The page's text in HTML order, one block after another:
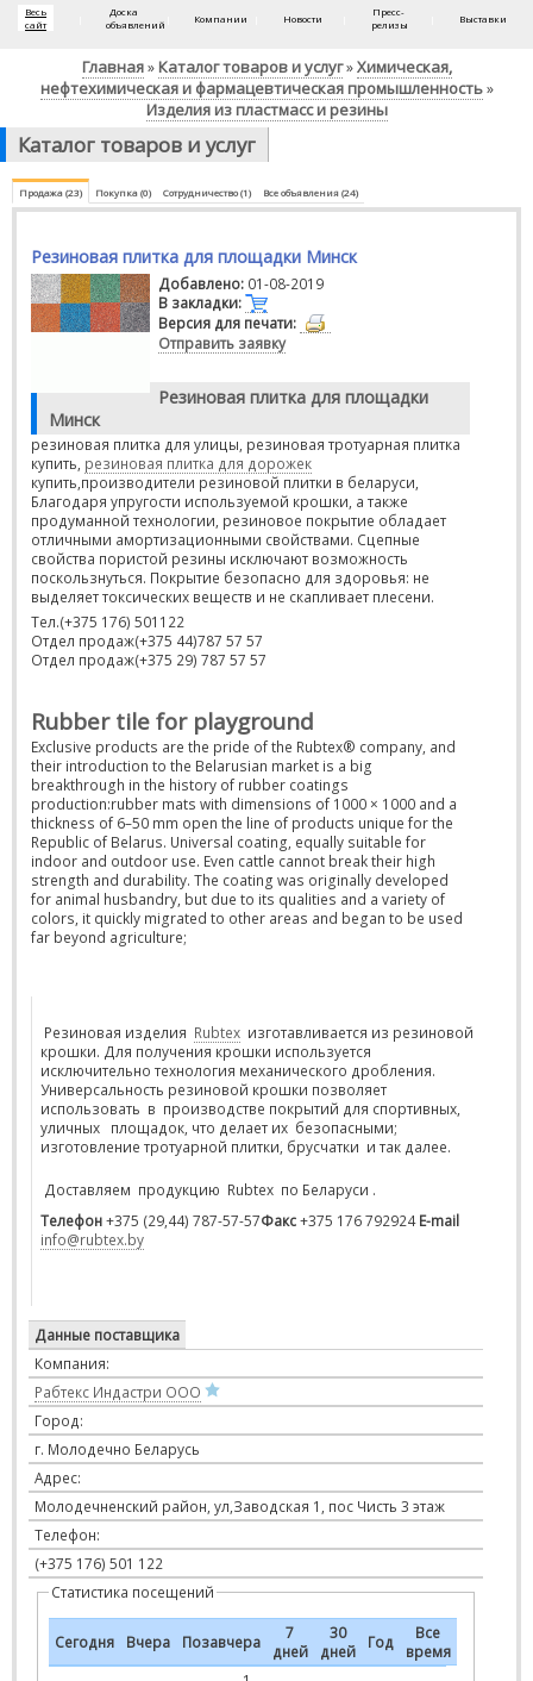
Весь
сайт
Доска
объявлений
Компании Новости
Пресс-
релизы
Выставки
Главная» Каталог товаров и услуг»Химическая,
нефтехимическая и фармацевтическая промышленность»
Изделия из пластмасс и резины
Каталог товаров и услуг
Продажа (23) Покупка (0) Сотрудничество (1) Все объявления (24)
Резиновая плитка для площадки Минск
Добавлено: 01-08-2019
В закладки:
Версия для печати:
Отправить заявку
Резиновая плитка для площадки
Минск
резиновая плитка для улицы, резиновая тротуарная плитка
купить, резиновая плитка для дорожек
купить,производители резиновой плитки в беларуси,
Благодаря упругости используемой крошки, а также
продуманной технологии, резиновое покрытие обладает
отличными амортизационными свойствами. Сцепные
свойства пористой резины исключают возможность
поскользнуться. Покрытие безопасно для здоровья: не
выделяет токсических веществ и не скапливает плесени.
Тел.(+375 176) 501122
Отдел продаж(+375 44)787 57 57
Отдел продаж(+375 29) 787 57 57
Rubber tile for playground
Exclusive products are the pride of the Rubtex® company, and
their introduction to the Belarusian market is a big
breakthrough in the history of rubber coatings
production:rubber mats with dimensions of 1000 × 1000 and a
thickness of 6–50 mm open the line of products unique for the
Republic of Belarus. Universal coating, equally suitable for
indoor and outdoor use. Even cattle cannot break their high
strength and durability. The coating was originally developed
for animal husbandry, but due to its qualities and a variety of
colors, it quickly migrated to other areas and began to be used
far beyond agriculture;
Резиновая изделия Rubtex изготавливается из резиновой
крошки. Для получения крошки используется
исключительно технология механического дробления.
Универсальность резиновой крошки позволяет
использовать в производстве покрытий для спортивных,
уличных площадок, что делает их безопасными;
изготовление тротуарной плитки, брусчатки и так далее.
Доставляем продукцию Rubtex по Беларуси .
Телефон+375 (29,44) 787-57-57Факс+375 176 792924E-mail
info@rubtex.by
Данные поставщика
Компания:
Рабтекс Индастри ООО
Город:
г. Молодечно Беларусь
Адрес:
Молодечненский район, ул,Заводская 1, пос Чисть 3 этаж
Телефон:
(+375 176) 501 122
Статистика посещений
Сегодня Вчера Позавчера
7
дней
30
дней
Год
Все
время